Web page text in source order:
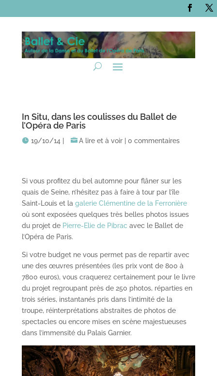
In Situ, dans les coulisses du Ballet de
l’Opéra de Paris
19/10/14| A lire et à voir| 0 commentaires
Si vous profitez du bel automne pour flâner sur les
quais de Seine, n’hésitez pas à faire à tour par l’île
Saint-Louis et la galerie Clémentine de la Ferronière
où sont exposées quelques très belles photos issues
du projet de Pierre-Elie de Pibrac avec le Ballet de
l’Opéra de Paris.
Si votre budget ne vous permet pas de repartir avec
une des œuvres présentées (les prix vont de 800 à
7800 euros), vous craquerez certainement pour le livre
du projet regroupant près de 250 photos, réparties en
trois séries, instantanés pris dans l’intimité de la
troupe, réinterprétations abstraites de photos de
spectacles ou encore mises en scène majestueuses
dans l’immensité du Palais Garnier.